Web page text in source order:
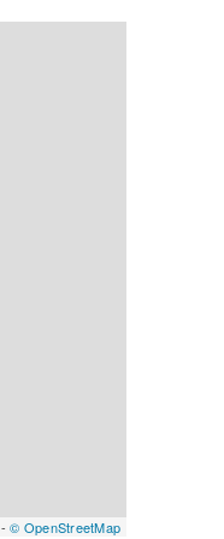
-© OpenStreetMap